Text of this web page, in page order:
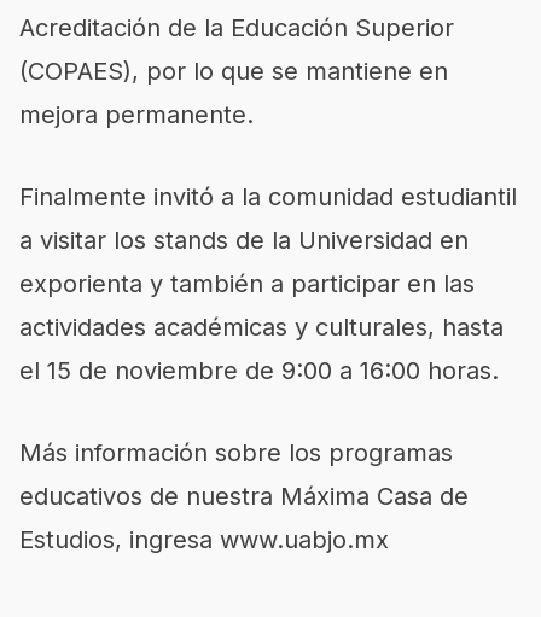
Acreditación de la Educación Superior
(COPAES), por lo que se mantiene en
mejora permanente.
Finalmente invitó a la comunidad estudiantil
a visitar los stands de la Universidad en
exporienta y también a participar en las
actividades académicas y culturales, hasta
el 15 de noviembre de 9:00 a 16:00 horas.
Más información sobre los programas
educativos de nuestra Máxima Casa de
Estudios, ingresa www.uabjo.mx